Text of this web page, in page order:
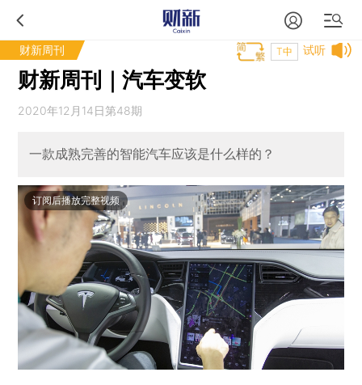
财新周刊 试听
T中
财新周刊｜汽车变软
2020年12月14日第48期
一款成熟完善的智能汽车应该是什么样的？
订阅后播放完整视频